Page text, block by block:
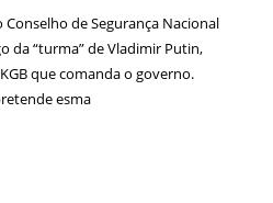
de Segurança Nacional
da “turma” de Vladimir Putin,
que comanda o governo.
esma